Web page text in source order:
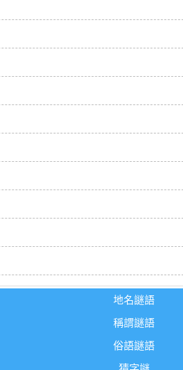
地名謎語
稱謂謎語
俗語謎語